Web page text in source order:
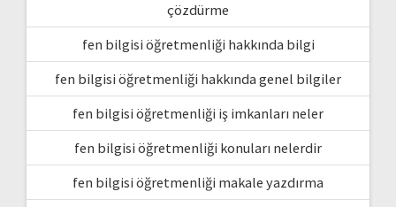
çözdürme
fen bilgisi öğretmenliği hakkında bilgi
fen bilgisi öğretmenliği hakkında genel bilgiler
fen bilgisi öğretmenliği iş imkanları neler
fen bilgisi öğretmenliği konuları nelerdir
fen bilgisi öğretmenliği makale yazdırma